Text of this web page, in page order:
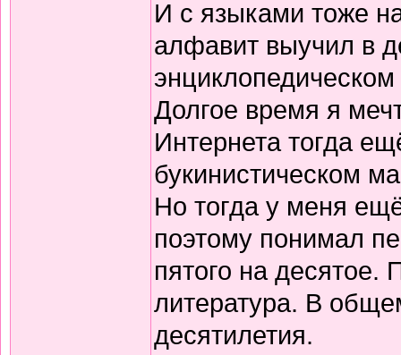
И с языками тоже
алфавит выучил в
Долгое время я
Интернета тогда
букинистическом
Но тогда у меня
поэтому понимал
пятого на десятое.
литература. В
десятилетия.